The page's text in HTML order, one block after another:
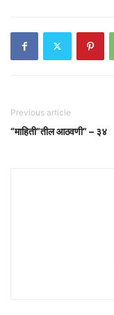
Previous article
“माहिती”तील आठवणी” – ३४